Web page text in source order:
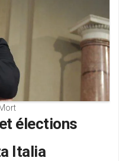
élections
Italia